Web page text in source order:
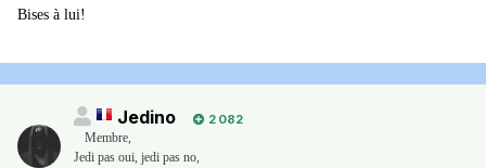
Bises à lui!
Jedino
2 082
Membre,
Jedi pas oui, jedi pas no,